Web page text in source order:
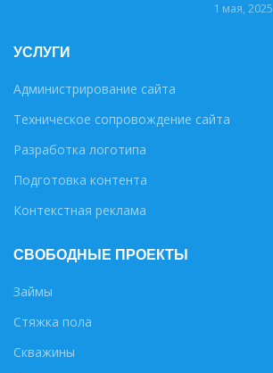
1 мая, 2025
УСЛУГИ
Администрирование сайта
Техническое сопровождение сайта
Разработка логотипа
Подготовка контента
Контекстная реклама
СВОБОДНЫЕ ПРОЕКТЫ
Займы
Стяжка пола
Скважины